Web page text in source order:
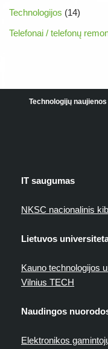
Technologijos (14)
Telefonai / telefonų
Technologijų
IT saugumas
NKSC nacionalinis
Lietuvos
Kauno technologijos
Vilnius TECH
Naudingos
Elektronikos